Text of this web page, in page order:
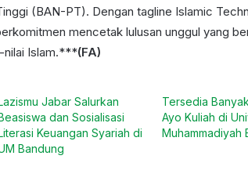
(BAN-PT). Dengan tagline Islamic
mencetak lulusan unggul yang
nilai Islam.***(FA)
Jabar Salurkan
dan Sosialisasi
Keuangan Syariah di
Bandung
Tersedia
Ayo Kuliah di
Muhammadiyah